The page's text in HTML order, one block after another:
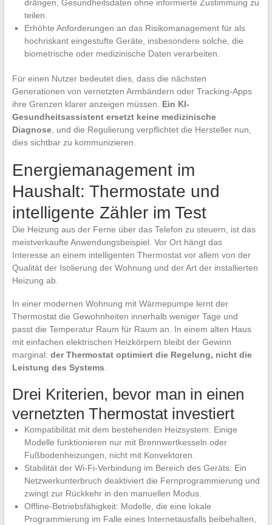
drängen, Gesundheitsdaten ohne informierte Zustimmung zu
teilen.
Erhöhte Anforderungen an das Risikomanagement für als
hochriskant eingestufte Geräte, insbesondere solche, die
biometrische oder medizinische Daten verarbeiten.
Für einen Nutzer bedeutet dies, dass die nächsten
Generationen von vernetzten Armbändern oder Tracking-Apps
ihre Grenzen klarer anzeigen müssen. Ein KI-
Gesundheitsassistent ersetzt keine medizinische
Diagnose, und die Regulierung verpflichtet die Hersteller nun,
dies sichtbar zu kommunizieren.
Energiemanagement im
Haushalt: Thermostate und
intelligente Zähler im Test
Die Heizung aus der Ferne über das Telefon zu steuern, ist das
meistverkaufte Anwendungsbeispiel. Vor Ort hängt das
Interesse an einem intelligenten Thermostat vor allem von der
Qualität der Isolierung der Wohnung und der Art der installierten
Heizung ab.
In einer modernen Wohnung mit Wärmepumpe lernt der
Thermostat die Gewohnheiten innerhalb weniger Tage und
passt die Temperatur Raum für Raum an. In einem alten Haus
mit einfachen elektrischen Heizkörpern bleibt der Gewinn
marginal: der Thermostat optimiert die Regelung, nicht die
Leistung des Systems
Drei Kriterien, bevor man in einen
vernetzten Thermostat investiert
Kompatibilität mit dem bestehenden Heizsystem: Einige
Modelle funktionieren nur mit Brennwertkesseln oder
Fußbodenheizungen, nicht mit Konvektoren.
Stabilität der Wi-Fi-Verbindung im Bereich des Geräts: Ein
Netzwerkunterbruch deaktiviert die Fernprogrammierung und
zwingt zur Rückkehr in den manuellen Modus.
Offline-Betriebsfähigkeit: Modelle, die eine lokale
Programmierung im Falle eines Internetausfalls beibehalten,